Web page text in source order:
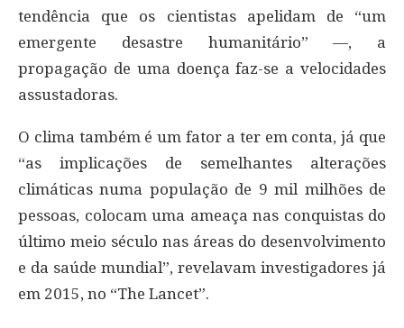
tendência que os cientistas apelidam de “um
emergente desastre humanitário” —, a
propagação de uma doença faz-se a velocidades
assustadoras.
O clima também é um fator a ter em conta, já que
“as implicações de semelhantes alterações
climáticas numa população de 9 mil milhões de
pessoas, colocam uma ameaça nas conquistas do
último meio século nas áreas do desenvolvimento
e da saúde mundial”, revelavam investigadores já
em 2015, no “The Lancet”.